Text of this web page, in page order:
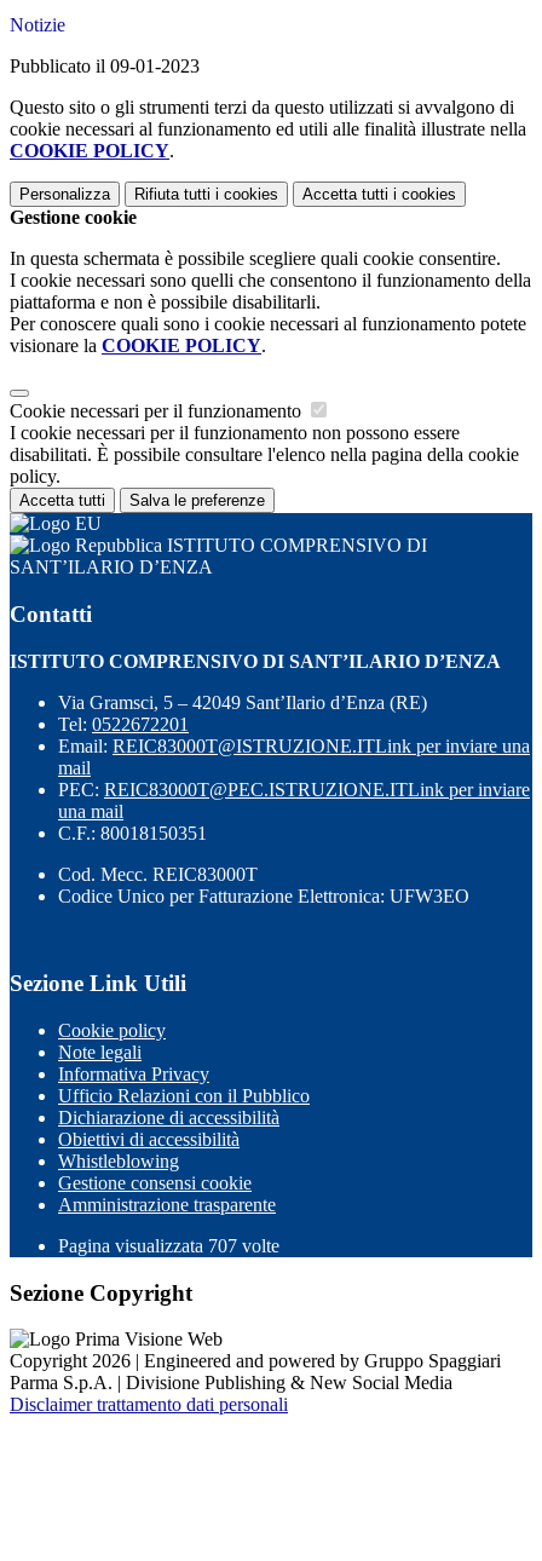
Notizie
Pubblicato il 09-01-2023
Questo sito o gli strumenti terzi da questo utilizzati si avvalgono di
cookie necessari al funzionamento ed utili alle finalità illustrate nella
COOKIE POLICY.
Personalizza Rifiuta tutti i cookies Accetta tutti i cookies
Gestione cookie
In questa schermata è possibile scegliere quali cookie consentire.
I cookie necessari sono quelli che consentono il funzionamento della
piattaforma e non è possibile disabilitarli.
Per conoscere quali sono i cookie necessari al funzionamento potete
visionare la COOKIE POLICY.
Cookie necessari per il funzionamento
I cookie necessari per il funzionamento non possono essere
disabilitati. È possibile consultare l'elenco nella pagina della cookie
policy.
Accetta tutti Salva le preferenze
ISTITUTO COMPRENSIVO DI
SANT’ILARIO D’ENZA
Contatti
ISTITUTO COMPRENSIVO DI SANT’ILARIO D’ENZA
Via Gramsci, 5 – 42049 Sant’Ilario d’Enza (RE)
Tel: 0522672201
Email: REIC83000T@ISTRUZIONE.ITLink per inviare una
mail
PEC: REIC83000T@PEC.ISTRUZIONE.ITLink per inviare
una mail
C.F.: 80018150351
Cod. Mecc. REIC83000T
Codice Unico per Fatturazione Elettronica: UFW3EO
Sezione Link Utili
Cookie policy
Note legali
Informativa Privacy
Ufficio Relazioni con il Pubblico
Dichiarazione di accessibilità
Obiettivi di accessibilità
Whistleblowing
Gestione consensi cookie
Amministrazione trasparente
Pagina visualizzata 707 volte
Sezione Copyright
Copyright 2026 | Engineered and powered by Gruppo Spaggiari
Parma S.p.A. | Divisione Publishing & New Social Media
Disclaimer trattamento dati personali